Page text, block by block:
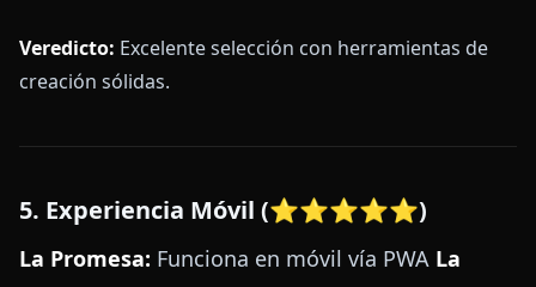
Veredicto: Excelente selección con herramientas de
creación sólidas.
5. Experiencia Móvil (⭐⭐⭐⭐⭐)
La Promesa: Funciona en móvil vía PWA La